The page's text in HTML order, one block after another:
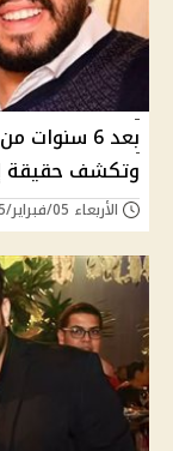
بعد 6
وتكشف حقيقة
الأربعاء 05/فبراير/2025 - 08:04 ص